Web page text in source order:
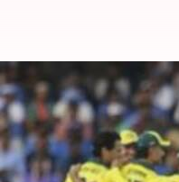
काम नहीं आया
लेखन मोहम्मद वाहिद Mar 08,
क्या है खबर?